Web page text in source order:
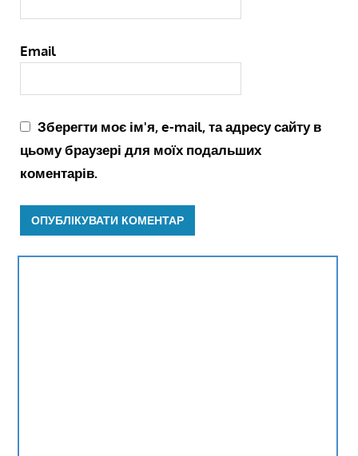
Email
Зберегти моє ім'я, e-mail, та адресу сайту в
цьому браузері для моїх подальших
коментарів.